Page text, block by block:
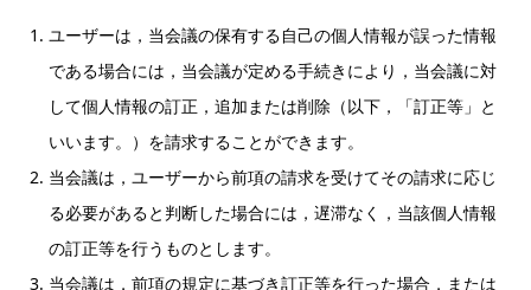
ユーザーは，当会議の保有する自己の個人情報が誤った情報
である場合には，当会議が定める手続きにより，当会議に対
して個人情報の訂正，追加または削除（以下，「訂正等」と
いいます。）を請求することができます。
当会議は，ユーザーから前項の請求を受けてその請求に応じ
る必要があると判断した場合には，遅滞なく，当該個人情報
の訂正等を行うものとします。
当会議は，前項の規定に基づき訂正等を行った場合，または